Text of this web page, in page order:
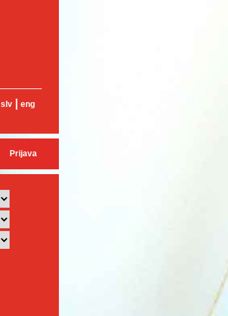
slv eng
Prijava